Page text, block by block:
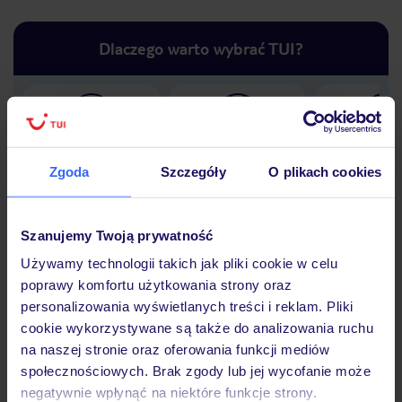
Zgoda Szczegóły O plikach cookies
Szanujemy Twoją prywatność
Używamy technologii takich jak pliki cookie w celu
poprawy komfortu użytkowania strony oraz
personalizowania wyświetlanych treści i reklam. Pliki
cookie wykorzystywane są także do analizowania ruchu
na naszej stronie oraz oferowania funkcji mediów
społecznościowych. Brak zgody lub jej wycofanie może
negatywnie wpłynąć na niektóre funkcje strony.
Dlaczego warto wybrać TUI?
Lider niskich cen
Największe biuro
30 lat w
Hotel
Opinie